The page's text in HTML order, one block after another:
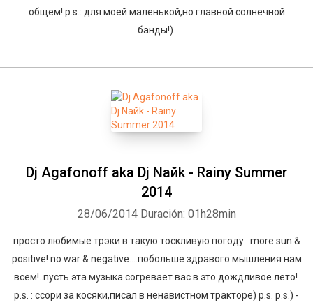
общем! p.s.: для моей маленькой,но главной солнечной
банды!)
Dj Agafonoff aka Dj Naйk - Rainy Summer
2014
28/06/2014 Duración: 01h28min
просто любимые трэки в такую тоскливую погоду...more sun &
positive! no war & negative....побольше здравого мышления нам
всем!..пусть эта музыка согревает вас в это дождливое лето!
p.s. : ссори за косяки,писал в ненавистном тракторе) p.s. p.s.) -